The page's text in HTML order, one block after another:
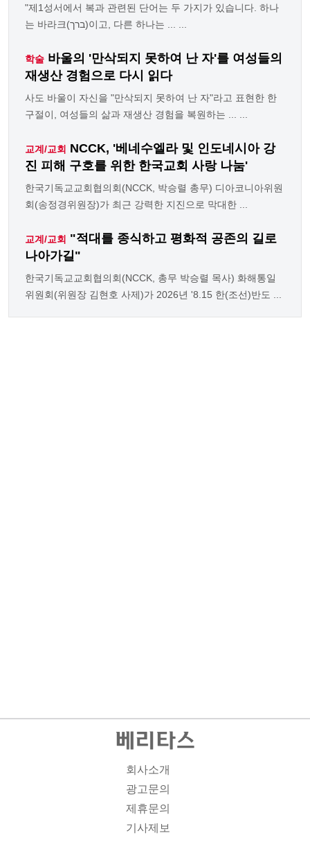
"제1성서에서 복과 관련된 단어는 두 가지가 있습니다. 하나
는 바라크(ברך)이고, 다른 하나는 ... ...
학술 바울의 '만삭되지 못하여 난 자'를 여성들의
재생산 경험으로 다시 읽다
사도 바울이 자신을 "만삭되지 못하여 난 자"라고 표현한 한
구절이, 여성들의 삶과 재생산 경험을 복원하는 ... ...
교계/교회 NCCK, '베네수엘라 및 인도네시아 강
진 피해 구호를 위한 한국교회 사랑 나눔'
한국기독교교회협의회(NCCK, 박승렬 총무) 디아코니아위원
회(송정경위원장)가 최근 강력한 지진으로 막대한 ...
교계/교회 "적대를 종식하고 평화적 공존의 길로
나아가길"
한국기독교교회협의회(NCCK, 총무 박승렬 목사) 화해통일
위원회(위원장 김현호 사제)가 2026년 '8.15 한(조선)반도 ...
회사소개
광고문의
제휴문의
기사제보